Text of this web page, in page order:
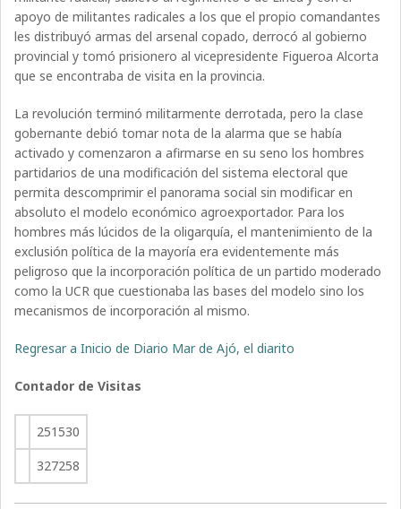
apoyo de militantes radicales a los que el propio comandantes
les distribuyó armas del arsenal copado, derrocó al gobierno
provincial y tomó prisionero al vicepresidente Figueroa Alcorta
que se encontraba de visita en la provincia.
La revolución terminó militarmente derrotada, pero la clase
gobernante debió tomar nota de la alarma que se había
activado y comenzaron a afirmarse en su seno los hombres
partidarios de una modificación del sistema electoral que
permita descomprimir el panorama social sin modificar en
absoluto el modelo económico agroexportador. Para los
hombres más lúcidos de la oligarquía, el mantenimiento de la
exclusión política de la mayoría era evidentemente más
peligroso que la incorporación política de un partido moderado
como la UCR que cuestionaba las bases del modelo sino los
mecanismos de incorporación al mismo.
Regresar a Inicio de Diario Mar de Ajó, el diarito
Contador de Visitas
251530
327258